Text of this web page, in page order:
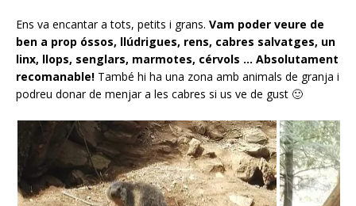
Ens va encantar a tots, petits i grans. Vam poder veure de
ben a prop óssos, llúdrigues, rens, cabres salvatges, un
linx, llops, senglars, marmotes, cérvols … Absolutament
recomanable! També hi ha una zona amb animals de granja i
podreu donar de menjar a les cabres si us ve de gust 🙂